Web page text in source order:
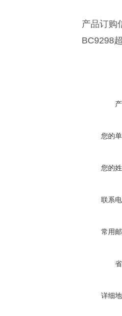
产品订购
BC9298
您的
您的
联系
常用
详细